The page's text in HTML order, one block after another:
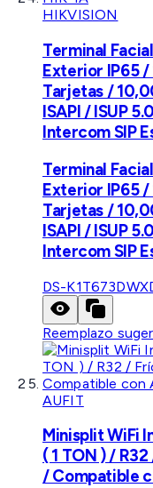
HIKVISION
Terminal
Exterior IP65
Tarjetas /
ISAPI / ISUP
Intercom SIP
Terminal
Exterior IP65
Tarjetas /
ISAPI / ISUP
Intercom SIP
DS-K1T673DWX
Reemplazo
AUFIT
Minisplit WiFi
( 1 TON ) /
/ Compatible